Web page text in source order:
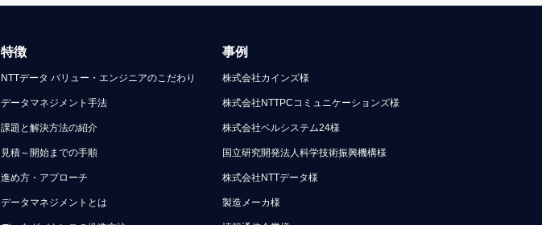
特徴
NTTデータ バリュー・エンジニアのこだわり
データマネジメント手法
課題と解決方法の紹介
見積～開始までの手順
進め方・アプローチ
データマネジメントとは
事例
株式会社カインズ様
株式会社NTTPCコミュニケーションズ様
株式会社ベルシステム24様
国立研究開発法人科学技術振興機構様
株式会社NTTデータ様
製造メーカ様